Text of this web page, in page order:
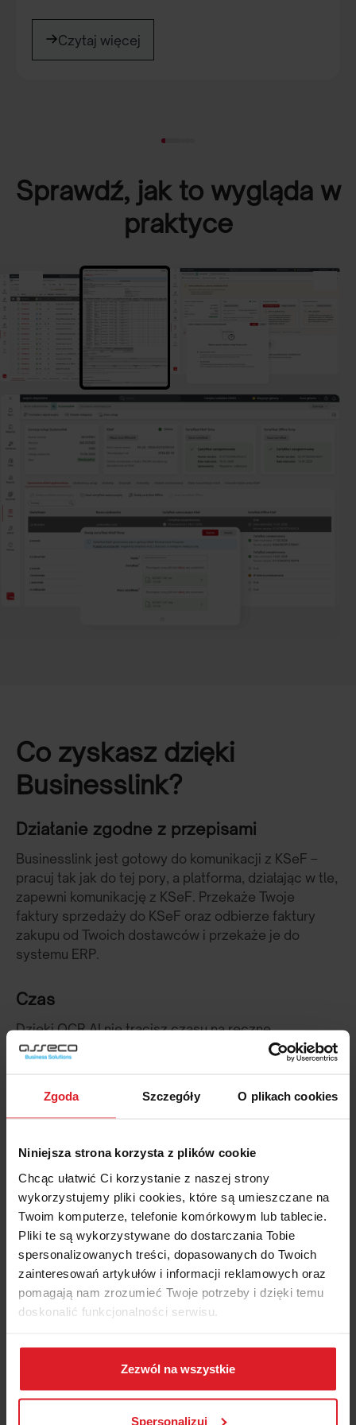
Zgoda Szczegóły O plikach cookies
Niniejsza strona korzysta z plików cookie
Chcąc ułatwić Ci korzystanie z naszej strony
wykorzystujemy pliki cookies, które są umieszczane na
Twoim komputerze, telefonie komórkowym lub tablecie.
Pliki te są wykorzystywane do dostarczania Tobie
spersonalizowanych treści, dopasowanych do Twoich
zainteresowań artykułów i informacji reklamowych oraz
pomagają nam zrozumieć Twoje potrzeby i dzięki temu
doskonalić funkcjonalności serwisu.
Część z plików jest niezbędna do prawidłowego działania
serwisu i jego funkcjonalności. Jeżeli nie wyrażasz
zgody na zapisywanie plików cookies, możesz łatwo
Zezwól na wszystkie
Spersonalizuj
Czytaj więcej
Sprawdź instrukcje
Sprawdź, jak to wygląda w
praktyce
Co zyskasz dzięki
Businesslink?
Działanie zgodne z przepisami
Businesslink jest gotowy do komunikacji z KSeF –
pracuj tak jak do tej pory, a platforma, działając w tle,
zapewni komunikację z KSeF. Przekaże Twoje
faktury sprzedaży do KSeF oraz odbierze faktury
zakupu od Twoich dostawców i przekaże je do
systemu ERP.
Czas
Dzięki OCR AI nie tracisz czasu na ręczne
przepisywanie danych z faktur. Faktura zostaje
przekształcona w ustrukturyzowany eDokument,
w systemie finansowo-księgowym.
Niwelowanie błędów
Ręczne wprowadzanie danych jest obarczone
ryzkiem pomyłek, które Businesslink niweluje dzięki
OCR AI i automatyzacji pracy. Raz definiujesz dla
dostawcy sposób mapowania indeksów
asortymentowych, a Businesslink zapamięta
mapowanie i wykorzysta je dla kolejnych
dokumentów. Ponadto, przed wysyłką można
poddać dokumenty walidacji merytorycznej, co
Pewność i bezpieczeństwo
przekazywania dokumentów